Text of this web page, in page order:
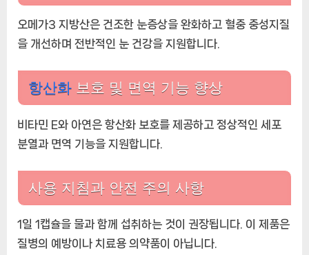
오메가3 지방산은 건조한 눈증상을 완화하고 혈중 중성지질
을 개선하며 전반적인 눈 건강을 지원합니다.
항산화 보호 및 면역 기능 향상
비타민 E와 아연은 항산화 보호를 제공하고 정상적인 세포
분열과 면역 기능을 지원합니다.
사용 지침과 안전 주의 사항
1일 1캡슐을 물과 함께 섭취하는 것이 권장됩니다. 이 제품은
질병의 예방이나 치료용 의약품이 아닙니다.